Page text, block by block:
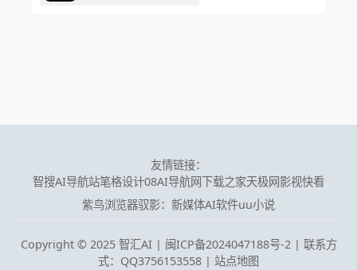
友情链接：
智搜AI导航站笔格设计08AI导航网下载之家天极网影视快看
紫鸟浏览器驭影：新媒体AI软件uu小说
Copyright © 2025 智汇AI | 闽ICP备2024047188号-2 | 联系方
式：QQ3756153558 | 站点地图